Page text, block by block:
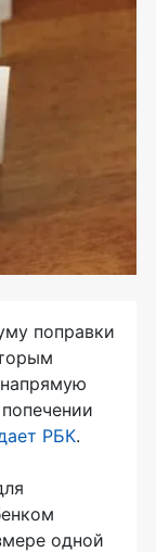
поправки
РБК.
одной